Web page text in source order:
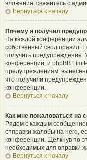
вложения, свяжитесь с
Вернуться к началу
Почему я получил
На каждой конференции
собственный свод правил.
получить предупреждение.
конференции, и phpBB
предупреждениям,
что получили
конференции.
Вернуться к началу
Как мне пожаловаться на
Рядом с каждым
отправки жалобы на него,
конференции. Щёлкнув по
необходимых для оправки
Вернуться к началу